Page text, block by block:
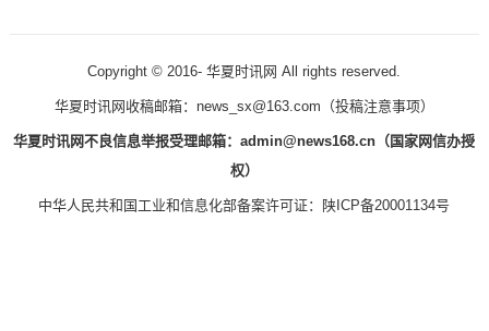
Copyright © 2016- 华夏时讯网 All rights reserved.
华夏时讯网收稿邮箱：news_sx@163.com（投稿注意事项）
华夏时讯网不良信息举报受理邮箱：admin@news168.cn（国家网信办授
权）
中华人民共和国工业和信息化部备案许可证： 陕ICP备20001134号